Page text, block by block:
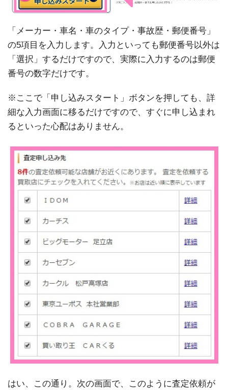
「メーカー・車名・車のタイプ・事故歴・郵便番号」
の5項目を入力します。入力といっても郵便番号以外は
「選択」するだけですので、実際に入力するのは郵便
番号の数字だけです。
※ここで「申し込みスタート」ボタンを押しても、詳
細な入力画面に移るだけですので、すぐに申し込まれ
るといった心配はありません。
はい、この通り。次の画面で、このように査定依頼が